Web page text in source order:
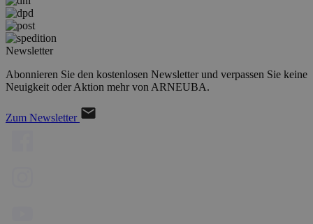
Newsletter
Abonnieren Sie den kostenlosen Newsletter und verpassen Sie keine
Neuigkeit oder Aktion mehr von ARNEUBA.
Zum Newsletter